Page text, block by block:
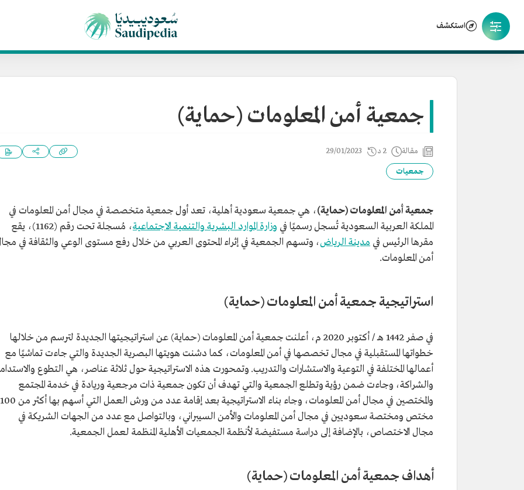
استكشف
جمعية أمن المعلومات (حماية)
مقالة 2 د 29/01/2023
جمعيات
جمعية أمن المعلومات (حماية)، هي جمعية سعودية أهلية، تعد أول جمعية متخصصة في مجال أمن المعلومات في
المملكة العربية السعودية تُسجل رسميًا في وزارة الموارد البشرية والتنمية الاجتماعية
، مُسجلة تحت رقم (1162)، يقع
مقرها الرئيس في مدينة الرياض، وتسهم الجمعية في إثراء المحتوى العربي من خلال رفع مستوى الوعي والثقافة في
أمن المعلومات.
استراتيجية جمعية أمن المعلومات (حماية)
في صفر 1442 هـ / أكتوبر 2020 م، أعلنت جمعية أمن المعلومات (حماية) عن استراتيجيتها الجديدة لترسم من خلالها
خطواتها المستقبلية في مجال تخصصها في أمن المعلومات، كما دشنت هويتها البصرية الجديدة والتي جاءت تماشيًا مع
أعمالها المختلفة في التوعية والاستشارات والتدريب. وتمحورت هذه الاستراتيجية حول ثلاثة عناصر، هي التطوع
والشراكة، وجاءت ضمن رؤية وتطلع الجمعية والتي تهدف أن تكون جمعية ذات مرجعية وريادة في خدمة المجتمع
والمختصين في مجال أمن المعلومات، وجاء بناء الاستراتيجية بعد إقامة عدد من ورش العمل التي أسهم بها أكثر من 100
مختص ومختصة سعوديين في مجال أمن المعلومات والأمن السيبراني، وبالتواصل مع عدد من الجهات الشريكة في
مجال الاختصاص، بالإضافة إلى دراسة مستفيضة لأنظمة الجمعيات الأهلية المنظمة لعمل الجمعية.
أهداف جمعية أمن المعلومات (حماية)